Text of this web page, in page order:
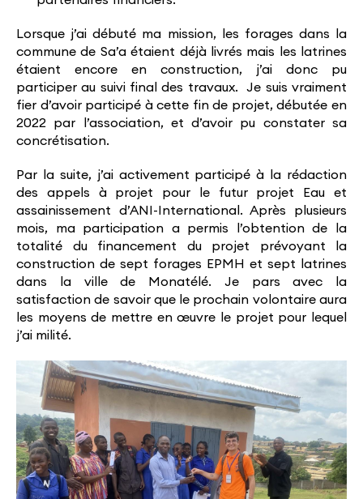
Lorsque j’ai débuté ma mission, les forages dans la
commune de Sa’a étaient déjà livrés mais les latrines
étaient encore en construction, j’ai donc pu
participer au suivi final des travaux. Je suis vraiment
fier d’avoir participé à cette fin de projet, débutée en
2022 par l’association, et d’avoir pu constater sa
concrétisation.
Par la suite, j’ai activement participé à la rédaction
des appels à projet pour le futur projet Eau et
assainissement d’ANI-International. Après plusieurs
mois, ma participation a permis l’obtention de la
totalité du financement du projet prévoyant la
construction de sept forages EPMH et sept latrines
dans la ville de Monatélé. Je pars avec la
satisfaction de savoir que le prochain volontaire aura
les moyens de mettre en œuvre le projet pour lequel
j’ai milité.